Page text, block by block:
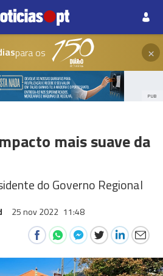
para os ×
PUB
mais suave da
do Governo Regional
25 nov 2022 11:48